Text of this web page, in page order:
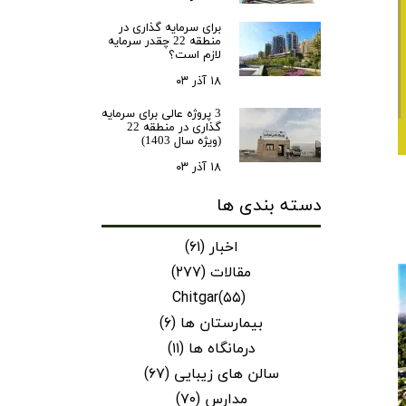
شهرداری( منابع انسانی)
برای سرمایه‌ گذاری در
منطقه 22 چقدر سرمایه
لازم است؟
۱۸ آذر ۰۳
3 پروژه عالی برای سرمایه
گذاری در منطقه 22
(ویژه سال 1403)
۱۸ آذر ۰۳
دسته بندی ها
اخبار (۶۱)
مقالات(۲۷۷)
Chitgar(۵۵)
بیمارستان ها (۶)
درمانگاه ها (۱۱)
سالن های زیبایی (۶۷)
مدارس (۷۰)